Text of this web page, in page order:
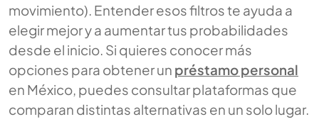
movimiento). Entender esos filtros te ayuda a
elegir mejor y a aumentar tus probabilidades
desde el inicio. Si quieres conocer más
opciones para obtener un préstamo personal
en México, puedes consultar plataformas que
comparan distintas alternativas en un solo lugar.